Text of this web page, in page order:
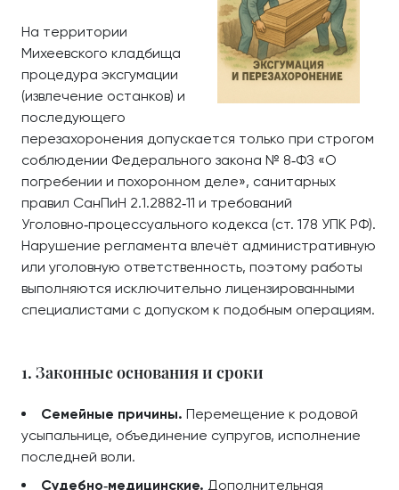
На территории
Михеевского кладбища
процедура эксгумации
(извлечение останков) и
последующего
перезахоронения допускается только при строгом
соблюдении Федерального закона № 8‑ФЗ «О
погребении и похоронном деле», санитарных
правил СанПиН 2.1.2882‑11 и требований
Уголовно‑процессуального кодекса (ст. 178 УПК РФ).
Нарушение регламента влечёт административную
или уголовную ответственность, поэтому работы
выполняются исключительно лицензированными
специалистами с допуском к подобным операциям.
1. Законные основания и сроки
Семейные причины. Перемещение к родовой
усыпальнице, объединение супругов, исполнение
последней воли.
Судебно‑медицинские. Дополнительная